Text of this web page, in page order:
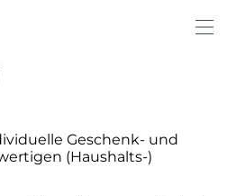
Geschenk- und
(Haushalts-)